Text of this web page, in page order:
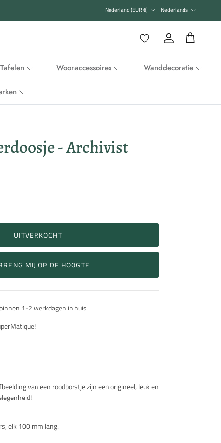
Nederland (EUR €) Nederlands
Favorieten AccountWinkelwagen
Woonaccessoires Wanddecoratie
- Archivist
UITVERKOCHT
MIJ OP DE HOOGTE
1-2 werkdagen in huis
van een roodborstje zijn een origineel, leuk en
elk 100 mm lang.